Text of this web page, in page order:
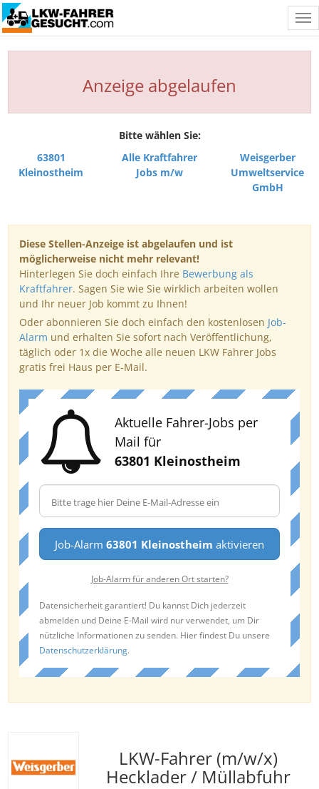
Anzeige abgelaufen
Bitte wählen Sie:
63801
Kleinostheim
Alle Kraftfahrer
Jobs m/w
Weisgerber
Umweltservice
GmbH
Diese Stellen-Anzeige ist abgelaufen und ist
möglicherweise nicht mehr relevant!
Hinterlegen Sie doch einfach Ihre Bewerbung als
Kraftfahrer. Sagen Sie wie Sie wirklich arbeiten wollen
und Ihr neuer Job kommt zu Ihnen!
Oder abonnieren Sie doch einfach den kostenlosen Job-
Alarm und erhalten Sie sofort nach Veröffentlichung,
täglich oder 1x die Woche alle neuen LKW Fahrer Jobs
gratis frei Haus per E-Mail.
Aktuelle Fahrer-Jobs per
Mail für
63801 Kleinostheim
Job-Alarm 63801 Kleinostheim aktivieren
Job-Alarm für anderen Ort starten?
Datensicherheit garantiert! Du kannst Dich jederzeit
abmelden und Deine E-Mail wird nur verwendet, um Dir
nützliche Informationen zu senden. Hier findest Du unsere
Datenschutzerklärung.
LKW-Fahrer (m/w/x)
Hecklader / Müllabfuhr